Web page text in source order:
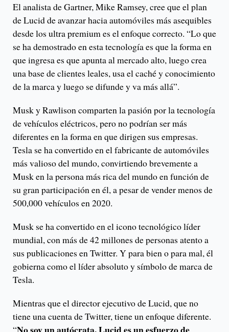
El analista de Gartner, Mike Ramsey, cree que el plan
de Lucid de avanzar hacia automóviles más asequibles
desde los ultra premium es el enfoque correcto. “Lo que
se ha demostrado en esta tecnología es que la forma en
que ingresa es que apunta al mercado alto, luego crea
una base de clientes leales, usa el caché y conocimiento
de la marca y luego se difunde y va más allá”.
Musk y Rawlison comparten la pasión por la tecnología
de vehículos eléctricos, pero no podrían ser más
diferentes en la forma en que dirigen sus empresas.
Tesla se ha convertido en el fabricante de automóviles
más valioso del mundo, convirtiendo brevemente a
Musk en la persona más rica del mundo en función de
su gran participación en él, a pesar de vender menos de
500,000 vehículos en 2020.
Musk se ha convertido en el icono tecnológico líder
mundial, con más de 42 millones de personas atento a
sus publicaciones en Twitter. Y para bien o para mal, él
gobierna como el líder absoluto y símbolo de marca de
Tesla.
Mientras que el director ejecutivo de Lucid, que no
tiene una cuenta de Twitter, tiene un enfoque diferente.